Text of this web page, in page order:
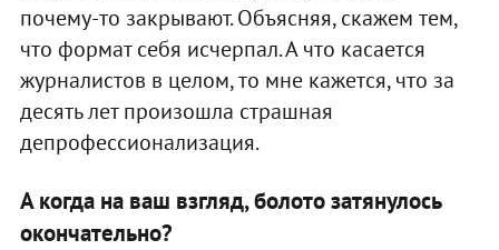
почему-то закрывают. Объясняя, скажем тем,
что формат себя исчерпал. А что касается
журналистов в целом, то мне кажется, что за
десять лет произошла страшная
депрофессионализация.
А когда на ваш взгляд, болото затянулось
окончательно?